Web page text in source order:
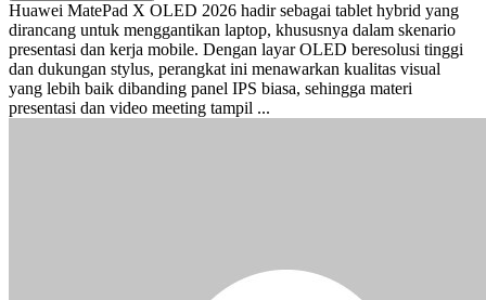
Huawei MatePad X OLED 2026 hadir sebagai tablet hybrid yang
dirancang untuk menggantikan laptop, khususnya dalam skenario
presentasi dan kerja mobile. Dengan layar OLED beresolusi tinggi
dan dukungan stylus, perangkat ini menawarkan kualitas visual
yang lebih baik dibanding panel IPS biasa, sehingga materi
presentasi dan video meeting tampil ...